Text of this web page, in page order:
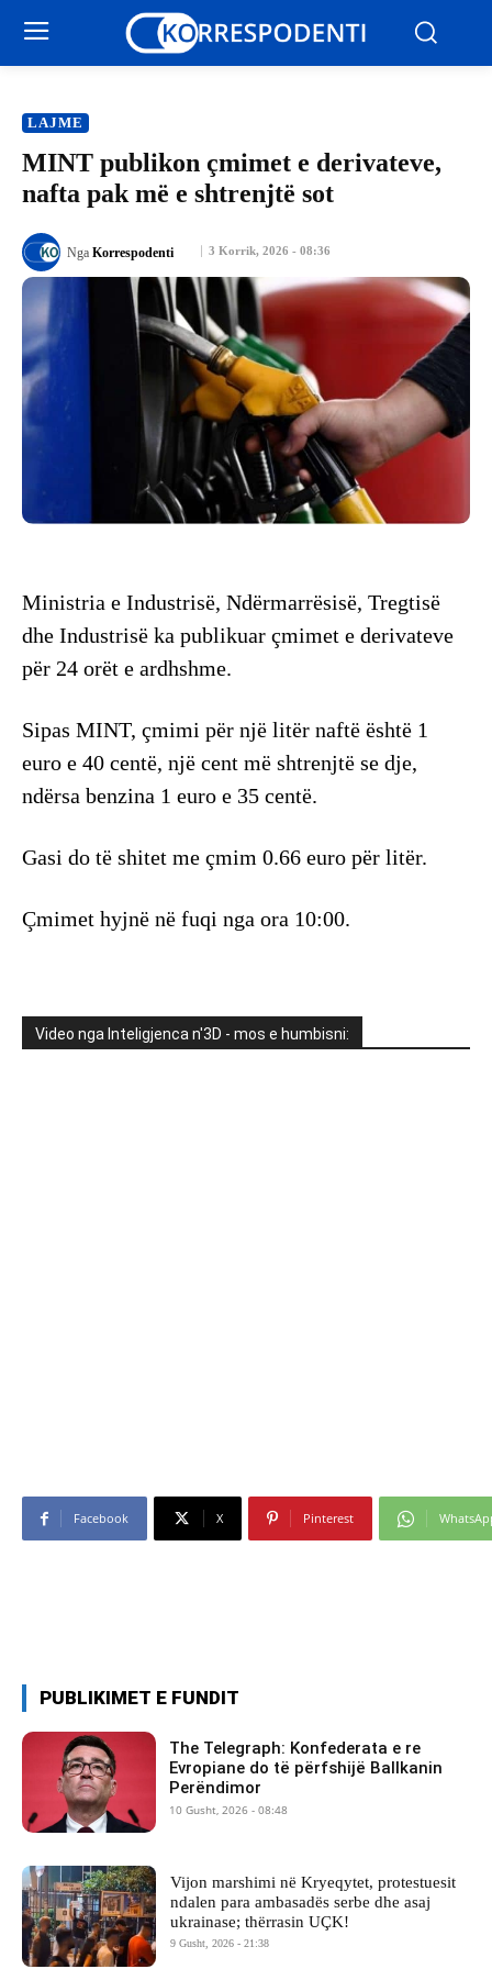
LAJME
MINT publikon çmimet e derivateve,
nafta pak më e shtrenjtë sot
3 Korrik, 2026 - 08:36
Nga Korrespodenti
Ministria e Industrisë, Ndërmarrësisë, Tregtisë
dhe Industrisë ka publikuar çmimet e derivateve
për 24 orët e ardhshme.
Sipas MINT, çmimi për një litër naftë është 1
euro e 40 centë, një cent më shtrenjtë se dje,
ndërsa benzina 1 euro e 35 centë.
Gasi do të shitet me çmim 0.66 euro për litër.
Çmimet hyjnë në fuqi nga ora 10:00.
Video nga Inteligjenca n'3D - mos e humbisni:
Facebook X Pinterest
PUBLIKIMET E FUNDIT
The Telegraph: Konfederata e re
Evropiane do të përfshijë Ballkanin
Perëndimor
10 Gusht, 2026 - 08:48
Vijon marshimi në Kryeqytet, protestuesit
ndalen para ambasadës serbe dhe asaj
ukrainase; thërrasin UÇK!
9 Gusht, 2026 - 21:38